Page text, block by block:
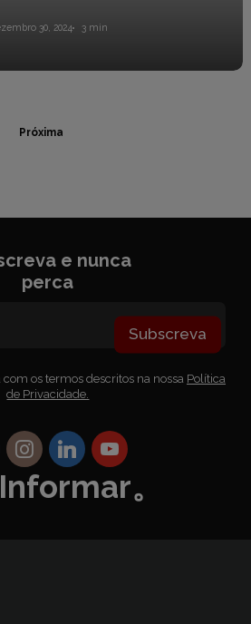
30, 2024 3 min
Próxima
e nunca
perca
Subscreva
os termos descritos na nossa Política
de Privacidade.
。